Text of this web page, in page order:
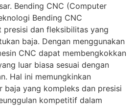
Bending CNC (Computer
Bending CNC
presisi dan fleksibilitas yang
baja. Dengan menggunakan
CNC dapat membengkokkan
luar biasa sesuai dengan
Hal ini memungkinkan
baja yang kompleks dan presisi
kompetitif dalam